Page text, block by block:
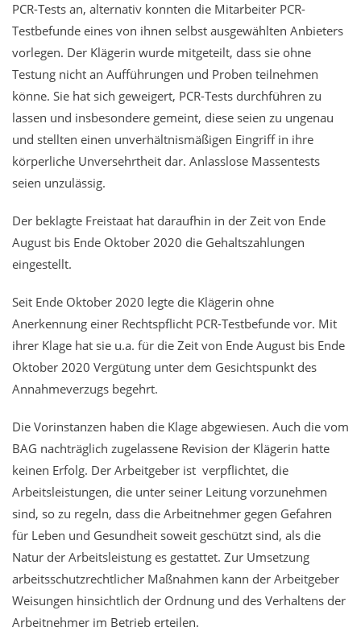
PCR-Tests an, alternativ konnten die Mitarbeiter PCR-
Testbefunde eines von ihnen selbst ausgewählten Anbieters
vorlegen. Der Klägerin wurde mitgeteilt, dass sie ohne
Testung nicht an Aufführungen und Proben teilnehmen
könne. Sie hat sich geweigert, PCR-Tests durchführen zu
lassen und insbesondere gemeint, diese seien zu ungenau
und stellten einen unverhältnismäßigen Eingriff in ihre
körperliche Unversehrtheit dar. Anlasslose Massentests
seien unzulässig.
Der beklagte Freistaat hat daraufhin in der Zeit von Ende
August bis Ende Oktober 2020 die Gehaltszahlungen
eingestellt.
Seit Ende Oktober 2020 legte die Klägerin ohne
Anerkennung einer Rechtspflicht PCR-Testbefunde vor. Mit
ihrer Klage hat sie u.a. für die Zeit von Ende August bis Ende
Oktober 2020 Vergütung unter dem Gesichtspunkt des
Annahmeverzugs begehrt.
Die Vorinstanzen haben die Klage abgewiesen. Auch die vom
BAG nachträglich zugelassene Revision der Klägerin hatte
keinen Erfolg. Der Arbeitgeber ist verpflichtet, die
Arbeitsleistungen, die unter seiner Leitung vorzunehmen
sind, so zu regeln, dass die Arbeitnehmer gegen Gefahren
für Leben und Gesundheit soweit geschützt sind, als die
Natur der Arbeitsleistung es gestattet. Zur Umsetzung
arbeitsschutzrechtlicher Maßnahmen kann der Arbeitgeber
Weisungen hinsichtlich der Ordnung und des Verhaltens der
Arbeitnehmer im Betrieb erteilen.